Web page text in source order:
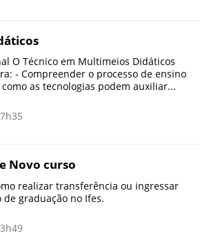
O Técnico em Multimeios Didáticos
- Compreender o processo de ensino
as tecnologias podem auxiliar...
Novo curso
realizar transferência ou ingressar
graduação no Ifes.